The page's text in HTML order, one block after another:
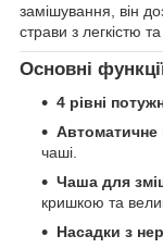
замішування, він
страви з легкістю
Основні
4 рівні
Автоматичне
чаші.
Чаша для
кришкою та
Насадки з